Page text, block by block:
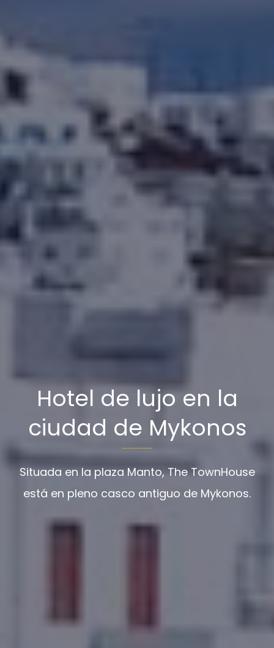
Hotel de lujo en la
ciudad de Mykonos
Situada en la plaza Manto, The TownHouse
está en pleno casco antiguo de Mykonos.